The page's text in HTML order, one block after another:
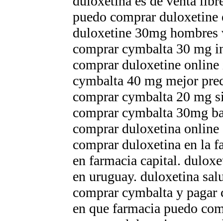
puedo comprar duloxetine
duloxetine 30mg hombres
comprar cymbalta 30 mg
comprar duloxetine
cymbalta 40 mg mejor
comprar cymbalta 20 mg
comprar cymbalta 30mg
comprar duloxetina
comprar duloxetina en la
en farmacia capital.
en uruguay. duloxetina
comprar cymbalta y pagar
en que farmacia puedo